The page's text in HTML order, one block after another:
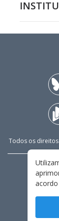
Todos os